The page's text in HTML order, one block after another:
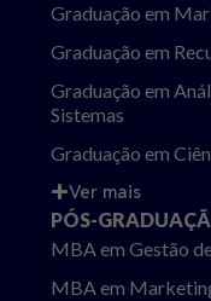
Graduação em
Graduação em
Graduação em
Sistemas
Graduação em
Ver mais
PÓS-
MBA em Gestão
MBA em